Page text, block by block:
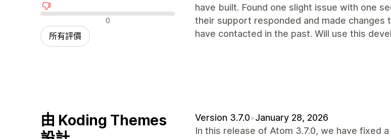
負面評論 0
所有評價
have built. Found one slight issue with one
their support responded and made
have contacted in the past. Will use this
由 Koding Themes
Version 3.7.0•January 28, 2026
In this release of Atom 3.7.0, we have fixed